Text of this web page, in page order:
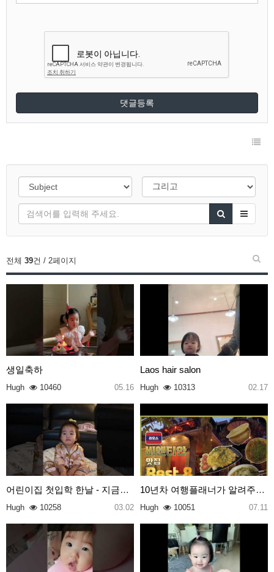
댓글등록
전체 39건 / 2페이지
생일축하
Hugh 10460 05.16
Laos hair salon
Hugh 10313 02.17
어린이집 첫입학 한날 - 지금은 휴식중
Hugh 10258 03.02
10년차 여행플래너가 알려주는 라오스 비엔티안 맛집 B…
Hugh 10051 07.11